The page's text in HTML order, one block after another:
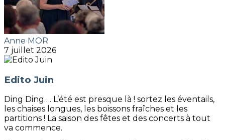
Anne MOR
7 juillet 2026
Edito Juin
Ding Ding…. L’été est presque là ! sortez les éventails,
les chaises longues, les boissons fraîches et les
partitions ! La saison des fêtes et des concerts à tout
va commence.